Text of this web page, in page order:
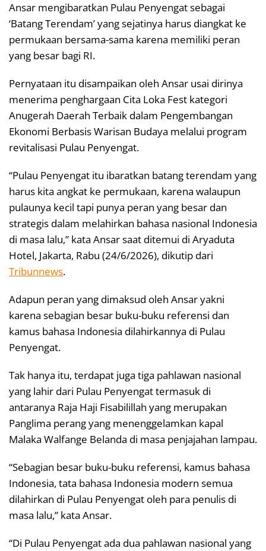
Ansar mengibaratkan Pulau Penyengat sebagai
‘Batang Terendam’ yang sejatinya harus diangkat ke
permukaan bersama-sama karena memiliki peran
yang besar bagi RI.
Pernyataan itu disampaikan oleh Ansar usai dirinya
menerima penghargaan Cita Loka Fest kategori
Anugerah Daerah Terbaik dalam Pengembangan
Ekonomi Berbasis Warisan Budaya melalui program
revitalisasi Pulau Penyengat.
“Pulau Penyengat itu ibaratkan batang terendam yang
harus kita angkat ke permukaan, karena walaupun
pulaunya kecil tapi punya peran yang besar dan
strategis dalam melahirkan bahasa nasional Indonesia
di masa lalu,” kata Ansar saat ditemui di Aryaduta
Hotel, Jakarta, Rabu (24/6/2026), dikutip dari
Tribunnews.
Adapun peran yang dimaksud oleh Ansar yakni
karena sebagian besar buku-buku referensi dan
kamus bahasa Indonesia dilahirkannya di Pulau
Penyengat.
Tak hanya itu, terdapat juga tiga pahlawan nasional
yang lahir dari Pulau Penyengat termasuk di
antaranya Raja Haji Fisabilillah yang merupakan
Panglima perang yang menenggelamkan kapal
Malaka Walfange Belanda di masa penjajahan lampau.
“Sebagian besar buku-buku referensi, kamus bahasa
Indonesia, tata bahasa Indonesia modern semua
dilahirkan di Pulau Penyengat oleh para penulis di
masa lalu,” kata Ansar.
“Di Pulau Penyengat ada dua pahlawan nasional yang